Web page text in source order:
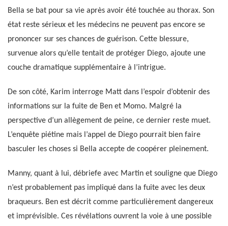
Bella se bat pour sa vie après avoir été touchée au thorax. Son
état reste sérieux et les médecins ne peuvent pas encore se
prononcer sur ses chances de guérison. Cette blessure,
survenue alors qu’elle tentait de protéger Diego, ajoute une
couche dramatique supplémentaire à l’intrigue.
De son côté, Karim interroge Matt dans l’espoir d’obtenir des
informations sur la fuite de Ben et Momo. Malgré la
perspective d’un allègement de peine, ce dernier reste muet.
L’enquête piétine mais l’appel de Diego pourrait bien faire
basculer les choses si Bella accepte de coopérer pleinement.
Manny, quant à lui, débriefe avec Martin et souligne que Diego
n’est probablement pas impliqué dans la fuite avec les deux
braqueurs. Ben est décrit comme particulièrement dangereux
et imprévisible. Ces révélations ouvrent la voie à une possible